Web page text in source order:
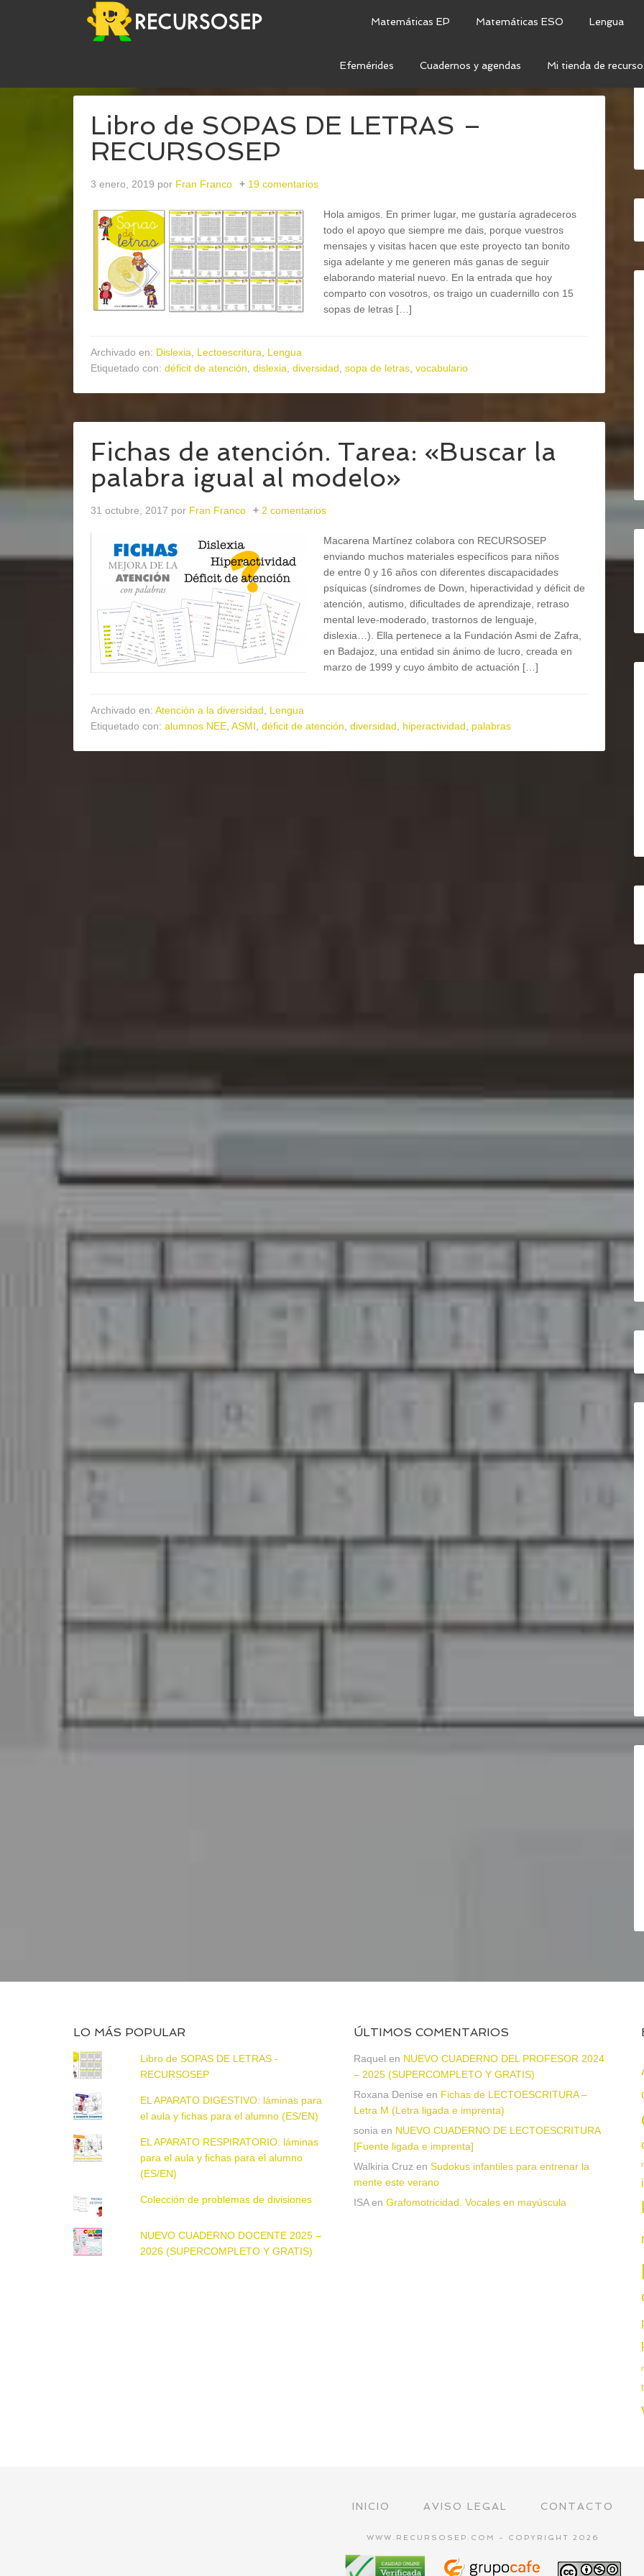
Matemáticas EP Matemáticas ESO Lengua
Efemérides Cuadernos y agendas Mi tienda de
Libro de SOPAS DE LETRAS –
RECURSOSEP
3 enero, 2019 por Fran Franco 19 comentarios
Hola amigos. En primer lugar, me gustaría agradeceros
todo el apoyo que siempre me dais, porque vuestros
mensajes y visitas hacen que este proyecto tan bonito
siga adelante y me generen más ganas de seguir
elaborando material nuevo. En la entrada que hoy
comparto con vosotros, os traigo un cuadernillo con 15
sopas de letras […]
Archivado en: Dislexia Lectoescritura
Lengua
Etiquetado con: déficit de atención dislexia diversidad sopa de letras vocabulario
Fichas de atención. Tarea: «Buscar la
palabra igual al modelo»
31 octubre, 2017 por Fran Franco 2 comentarios
Macarena Martínez colabora con RECURSOSEP
enviando muchos materiales específicos para niños
de entre 0 y 16 años con diferentes discapacidades
psíquicas (síndromes de Down, hiperactividad y déficit de
atención, autismo, dificultades de aprendizaje, retraso
mental leve-moderado, trastornos de lenguaje,
dislexia…). Ella pertenece a la Fundación Asmi de Zafra,
en Badajoz, una entidad sin ánimo de lucro, creada en
marzo de 1999 y cuyo ámbito de actuación […]
Archivado en: Atención a la diversidad
Lengua
Etiquetado con: alumnos NEE ASMI déficit de atención diversidad hiperactividad palabras
LO MÁS POPULAR
Libro de SOPAS DE LETRAS -
RECURSOSEP
EL APARATO DIGESTIVO: láminas para
el aula y fichas para el alumno (ES/EN)
EL APARATO RESPIRATORIO: láminas
para el aula y fichas para el alumno
(ES/EN)
Colección de problemas de divisiones
NUEVO CUADERNO DOCENTE 2025 –
2026 (SUPERCOMPLETO Y GRATIS)
ÚLTIMOS COMENTARIOS
Raquel en NUEVO CUADERNO DEL PROFESOR 2024
– 2025 (SUPERCOMPLETO Y GRATIS)
Roxana Denise en Fichas de LECTOESCRITURA –
Letra M (Letra ligada e imprenta)
sonia en NUEVO CUADERNO DE LECTOESCRITURA
[Fuente ligada e imprenta]
Walkiria Cruz en Sudokus infantiles para entrenar la
mente este verano
ISAen Grafomotricidad. Vocales en mayúscula
INICIO AVISO LEGAL CONTACTO
WWW.RECURSOSEP.COM - COPYRIGHT 2026